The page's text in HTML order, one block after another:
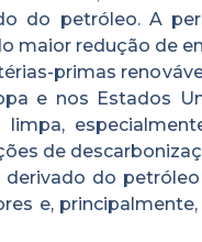
do petróleo. A
maior redução de
primas
e nos Estados
de
do
e,